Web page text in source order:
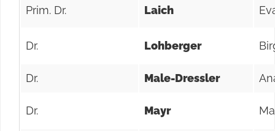
Prim. Dr. Laich
Dr. Lohberger
Dr. Male-Dressler
Dr. Mayr